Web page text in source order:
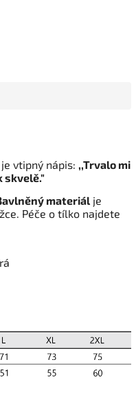
vtipný nápis: ,,Trvalo mi
skvelě."
materiál je
Péče o tílko najdete